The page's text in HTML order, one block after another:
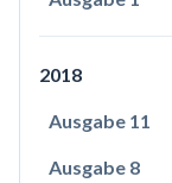
2018
Ausgabe 11
Ausgabe 8